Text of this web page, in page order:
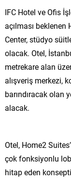
IFC Hotel ve Ofis
açılması
Center, stüdyo
olacak. Otel,
metrekare alan
alışveriş merkezi,
barındıracak olan
alacak.
Otel, Home2
çok fonksiyonlu
hitap eden